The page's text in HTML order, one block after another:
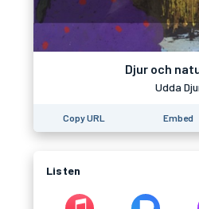
Djur och
Udda
Copy URL Embed
Listen